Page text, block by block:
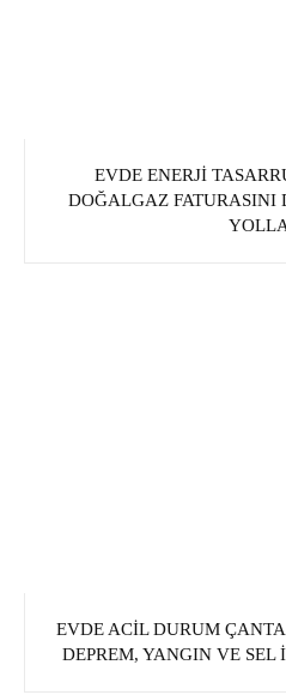
EVDE ENERJI
DOĞALGAZ FATURASINI
EVDE ACIL DURUM
DEPREM, YANGIN VE SEL